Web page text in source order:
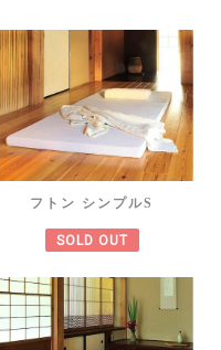
フトン シンプルS
SOLD OUT